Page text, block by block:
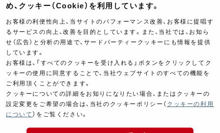
ヨシムラTV
イベント情報
イベントスケジュール
ツーリングブレイクタイム
製品ポスター
め、クッキー（Cookie）を利用しています。
お客様の利便性向上、当サイトのパフォーマンス改善、お客様に提唱す
るサービスの向上、改善を目的としています。また、当社では、お知ら
せ（広告）と分析の用途で、サードパーティークッキーにも情報を提供
しています。
お客様は、「すべてのクッキーを受け入れる」ボタンをクリックしてク
ッキーの使用に同意することで、当社ウェブサイトのすべての機能を
ご利用頂くことができます。
クッキーについての詳細をお知りになりたい場合、またはクッキーの
設定変更をご希望の場合は、当社のクッキーポリシー（ クッキーの利用
について ）をご覧ください。